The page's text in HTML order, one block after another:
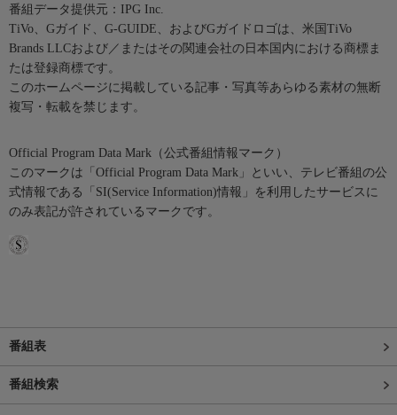
番組データ提供元：IPG Inc.
TiVo、Gガイド、G-GUIDE、およびGガイドロゴは、米国TiVo
Brands LLCおよび／またはその関連会社の日本国内における商標ま
たは登録商標です。
このホームページに掲載している記事・写真等あらゆる素材の無断
複写・転載を禁じます。
Official Program Data Mark（公式番組情報マーク）
このマークは「Official Program Data Mark」といい、テレビ番組の公
式情報である「SI(Service Information)情報」を利用したサービスに
のみ表記が許されているマークです。
番組表
番組検索